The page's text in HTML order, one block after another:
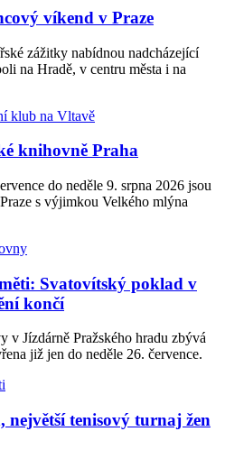
víkend v Praze
zážitky nabídnou nadcházející
na Hradě, v centru města i na
knihovně Praha
do neděle 9. srpna 2026 jsou
s výjimkou Velkého mlýna
Svatovítský poklad v
končí
v Jízdárně Pražského hradu zbývá
již jen do neděle 26. července.
největší tenisový turnaj žen